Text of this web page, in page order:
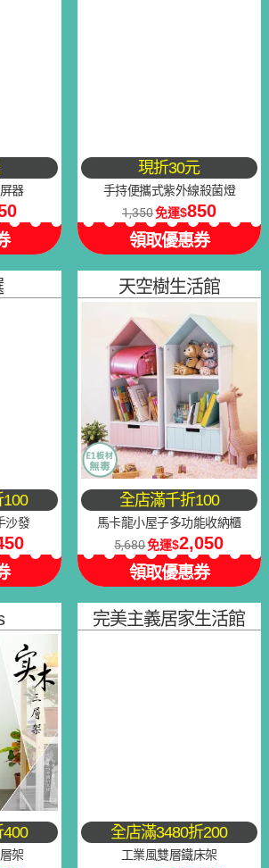
器
現折30元
手持便攜式紫外線殺菌燈
1,350免運 850
領取優惠券
100
沙發
全店滿千折100
馬卡龍小屋子多功能收納櫃
天空樹生活館
5,680免運 2,050
領取優惠券
400
架
全店滿3480折200
工業風雙層鐵床架
完美主義居家生活館